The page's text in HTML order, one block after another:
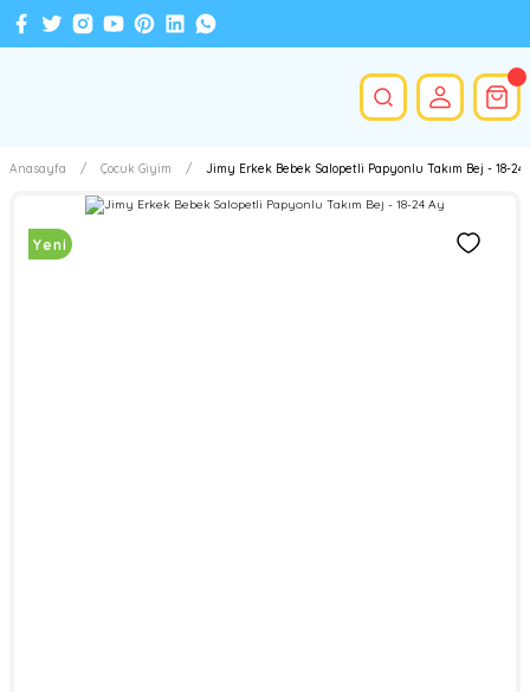
Anasayfa Çocuk Giyim Jimy Erkek Bebek Salopetli Papyonlu Takım Bej - 18-24
Yeni